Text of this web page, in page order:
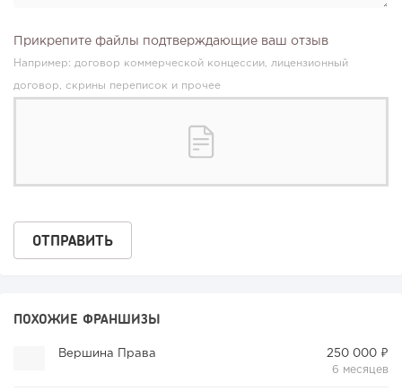
Прикрепите файлы подтверждающие ваш отзыв
Например: договор коммерческой концессии, лицензионный
договор, скрины переписок и прочее
ПОХОЖИЕ ФРАНШИЗЫ
Вершина Права
250 000 ₽
6 месяцев